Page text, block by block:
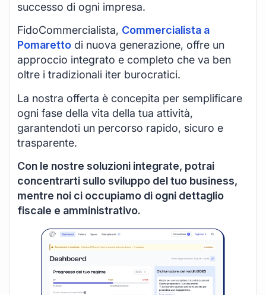
successo di ogni impresa.
FidoCommercialista, Commercialista a
Pomaretto di nuova generazione, offre un
approccio integrato e completo che va ben
oltre i tradizionali iter burocratici.
La nostra offerta è concepita per semplificare
ogni fase della vita della tua attività,
garantendoti un percorso rapido, sicuro e
trasparente.
Con le nostre soluzioni integrate, potrai
concentrarti sullo sviluppo del tuo business,
mentre noi ci occupiamo di ogni dettaglio
fiscale e amministrativo.